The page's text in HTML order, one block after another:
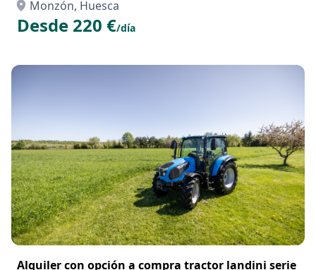
Monzón, Huesca
Desde 220 €/día
Alquiler con opción a compra tractor landini serie